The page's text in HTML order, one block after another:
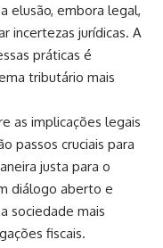
elusão, embora legal,
incertezas jurídicas. A
práticas é
tributário mais
as implicações legais
passos cruciais para
justa para o
diálogo aberto e
sociedade mais
fiscais.